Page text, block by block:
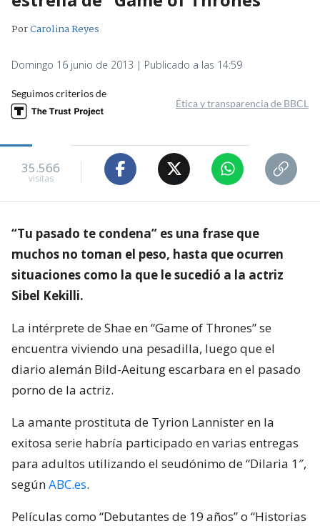
PorCarolina Reyes
Domingo 16 junio de 2013 | Publicado a las 14:59
Seguimos criterios de
Ética y transparencia de BBCL
35.566
visitas
“Tu pasado te condena” es una frase que
muchos no toman el peso, hasta que ocurren
situaciones como la que le sucedió a la actriz
Sibel Kekilli.
La intérprete de Shae en “Game of Thrones” se
encuentra viviendo una pesadilla, luego que el
diario alemán Bild-Aeitung escarbara en el pasado
porno de la actriz.
La amante prostituta de Tyrion Lannister en la
exitosa serie habría participado en varias entregas
para adultos utilizando el seudónimo de “Dilaria 1″,
segúnABC.es.
Películas como “Debutantes de 19 años” o “Historias